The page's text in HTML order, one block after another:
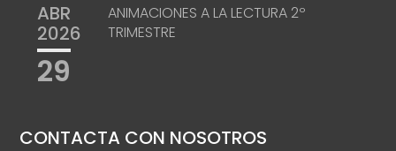
ABR
2026
29
ANIMACIONES A LA LECTURA 2º
TRIMESTRE
CONTACTA CON NOSOTROS